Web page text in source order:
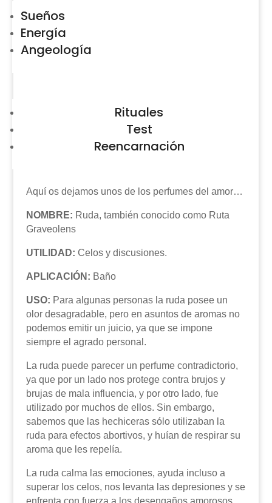
Sueños
Energía
Angeología
Rituales
Test
Reencarnación
Aquí os dejamos unos de los perfumes del amor…
NOMBRE: Ruda, también conocido como Ruta
Graveolens
UTILIDAD: Celos y discusiones.
APLICACIÓN: Baño
USO: Para algunas personas la ruda posee un
olor desagradable, pero en asuntos de aromas no
podemos emitir un juicio, ya que se impone
siempre el agrado personal.
La ruda puede parecer un perfume contradictorio,
ya que por un lado nos protege contra brujos y
brujas de mala influencia, y por otro lado, fue
utilizado por muchos de ellos. Sin embargo,
sabemos que las hechiceras sólo utilizaban la
ruda para efectos abortivos, y huían de respirar su
aroma que les repelía.
La ruda calma las emociones, ayuda incluso a
superar los celos, nos levanta las depresiones y se
enfrenta con fuerza a los desengaños amorosos.